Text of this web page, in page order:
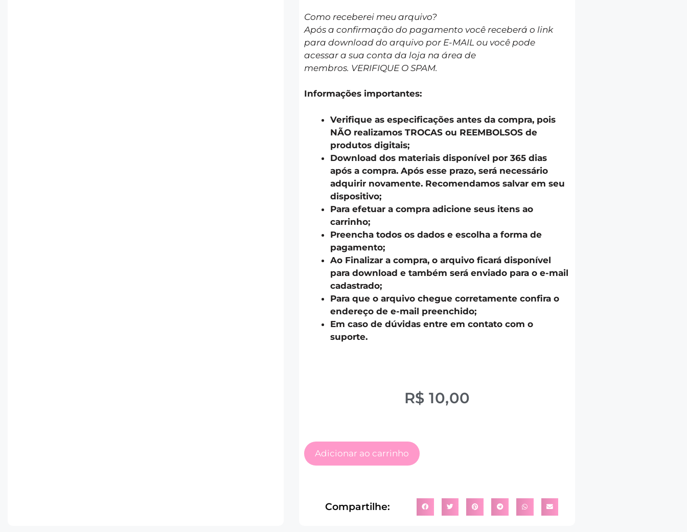
Como receberei meu arquivo?
Após a confirmação do pagamento você receberá o link
para download do arquivo por E-MAIL ou você pode
acessar a sua conta da loja na área de
membros. VERIFIQUE O SPAM.
Informações importantes:
Verifique as especificações antes da compra, pois
NÃO realizamos TROCAS ou REEMBOLSOS de
produtos digitais;
Download dos materiais disponível por 365 dias
após a compra. Após esse prazo, será necessário
adquirir novamente. Recomendamos salvar em seu
dispositivo;
Para efetuar a compra adicione seus itens ao
carrinho;
Preencha todos os dados e escolha a forma de
pagamento;
Ao Finalizar a compra, o arquivo ficará disponível
para download e também será enviado para o e-mail
cadastrado;
Para que o arquivo chegue corretamente confira o
endereço de e-mail preenchido;
Em caso de dúvidas entre em contato com o
suporte.
R$ 10,00
Adicionar ao carrinho
Compartilhe: